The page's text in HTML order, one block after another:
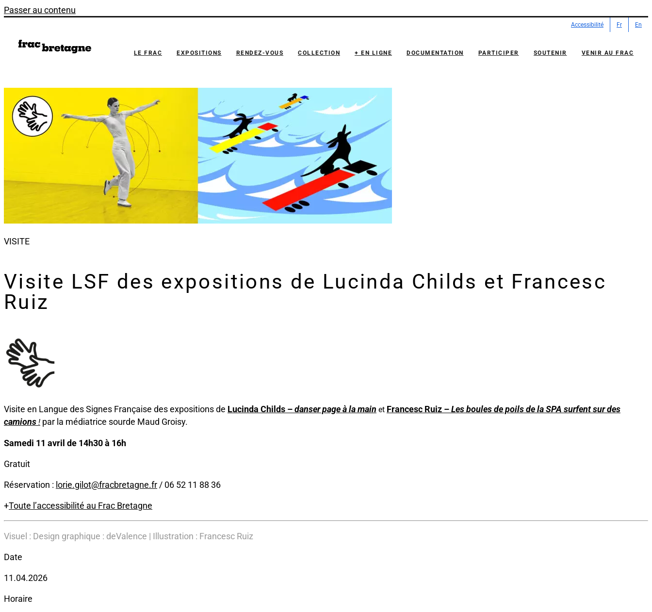
Passer au contenu
Accessibilité Fr En
LE FRAC EXPOSITIONS RENDEZ-VOUS COLLECTION + EN LIGNE DOCUMENTATION PARTICIPER SOUTENIR VENIR AU FRAC
VISITE
Visite LSF des expositions de Lucinda Childs et Francesc
Ruiz
Visite en Langue des Signes Française des expositions de Lucinda Childs –danser page à la main et Francesc Ruiz –Les boules de poils de la SPA surfent sur des
camions ! par la médiatrice sourde Maud Groisy.
Samedi 11 avril de 14h30 à 16h
Gratuit
Réservation : lorie.gilot@fracbretagne.fr / 06 52 11 88 36
+Toute l’accessibilité au Frac Bretagne
Visuel : Design graphique : deValence | Illustration : Francesc Ruiz
Date
11.04.2026
Horaire